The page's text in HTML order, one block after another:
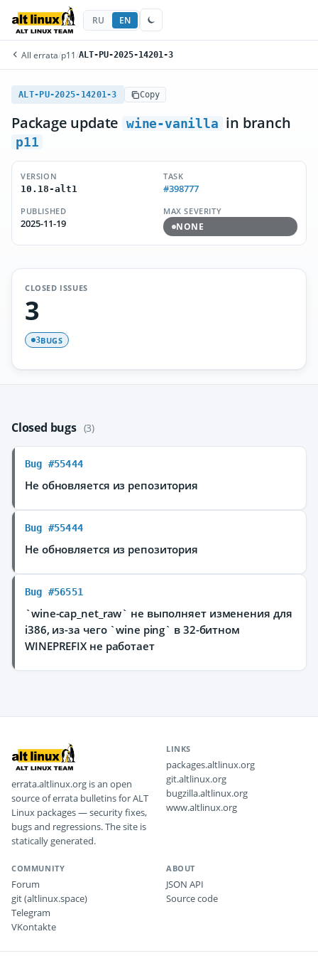
RU EN
All errata/p11 /ALT-PU-2025-14201-3
ALT-PU-2025-14201-3 Copy
Package update wine-vanilla in branch
p11
VERSION
10.18-alt1
TASK
#398777
PUBLISHED
2025-11-19
MAX SEVERITY
NONE
CLOSED ISSUES
3
3BUGS
Closed bugs (3)
Bug #55444
Не обновляется из репозитория
Bug #55444
Не обновляется из репозитория
Bug #56551
`wine-cap_net_raw` не выполняет изменения для
i386, из-за чего `wine ping` в 32-битном
WINEPREFIX не работает
errata.altlinux.org is an open
source of errata bulletins for ALT
Linux packages — security fixes,
bugs and regressions. The site is
statically generated.
LINKS
packages.altlinux.org
git.altlinux.org
bugzilla.altlinux.org
www.altlinux.org
COMMUNITY
Forum
git (altlinux.space)
Telegram
VKontakte
ABOUT
JSON API
Source code